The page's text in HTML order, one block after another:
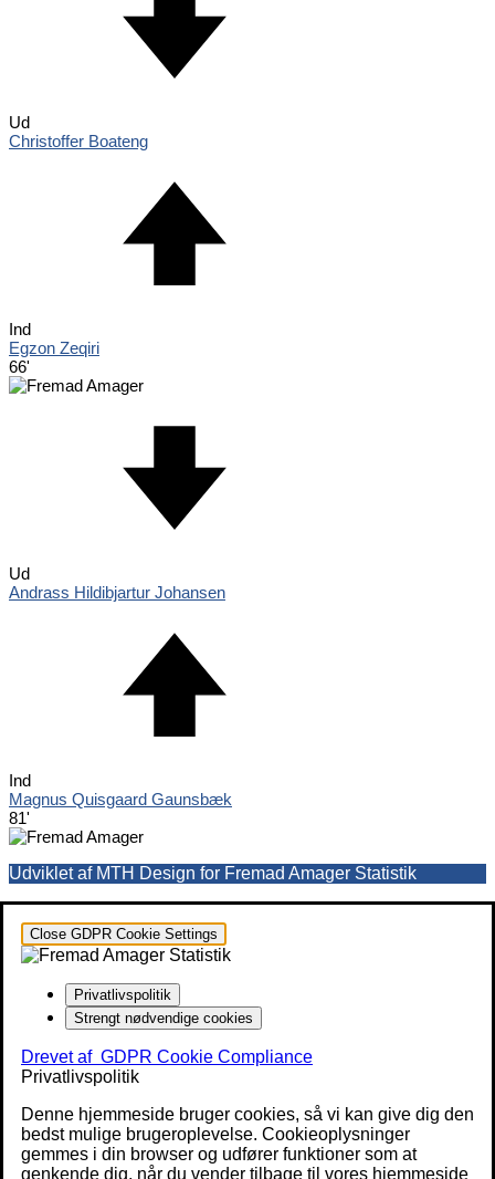
Ud
Christoffer Boateng
Ind
Egzon Zeqiri
66'
Ud
Andrass Hildibjartur Johansen
Ind
Magnus Quisgaard Gaunsbæk
81'
Udviklet af MTH Design for Fremad Amager Statistik
Close GDPR Cookie Settings
Privatlivspolitik
Strengt nødvendige cookies
Drevet af GDPR Cookie Compliance
Privatlivspolitik
Denne hjemmeside bruger cookies, så vi kan give dig den
bedst mulige brugeroplevelse. Cookieoplysninger
gemmes i din browser og udfører funktioner som at
genkende dig, når du vender tilbage til vores hjemmeside